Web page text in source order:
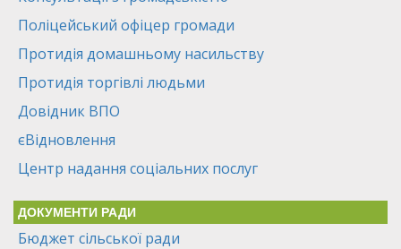
Поліцейський офіцер громади
Протидія домашньому насильству
Протидія торгівлі людьми
Довідник ВПО
єВідновлення
Центр надання соціальних послуг
ДОКУМЕНТИ РАДИ
Бюджет сільської ради